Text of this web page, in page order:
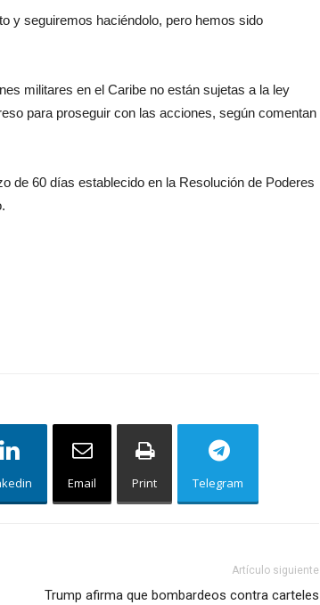
y seguiremos haciéndolo, pero hemos sido
militares en el Caribe no están sujetas a la ley
para proseguir con las acciones, según comentan
de 60 días establecido en la Resolución de Poderes
Email Print Telegram
Artículo siguiente
Trump afirma que bombardeos contra carteles